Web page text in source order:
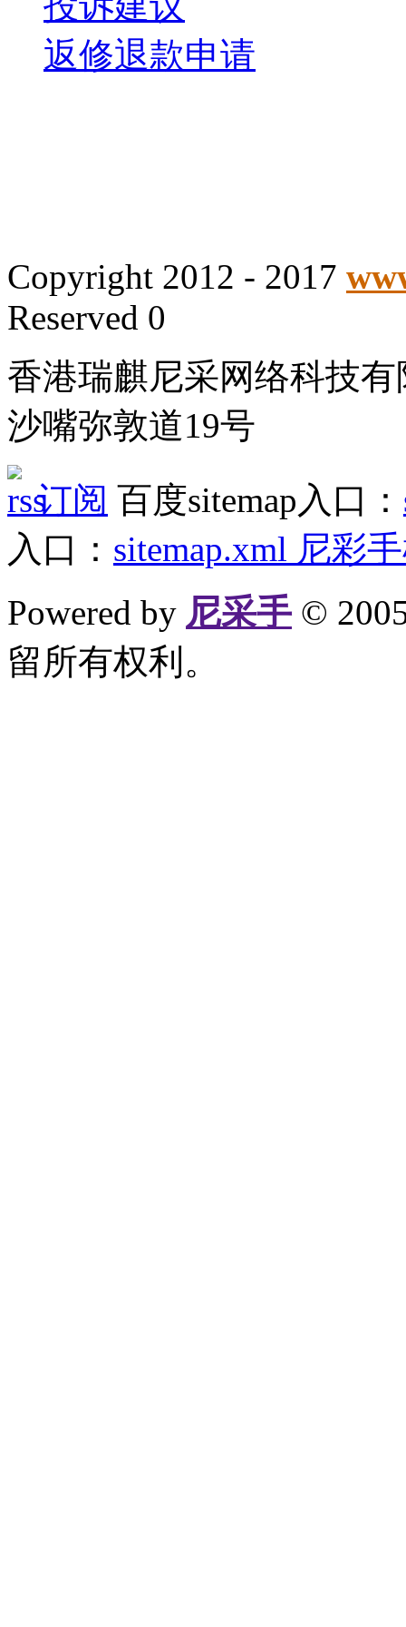
返修退款申请
Copyright 2012 - 2017
Reserved 0
香港瑞麒尼采网络科技
沙嘴弥敦道19号
订阅 百度sitemap入口：
入口： sitemap.xml 尼彩
Powered by 尼采手©
留所有权利。